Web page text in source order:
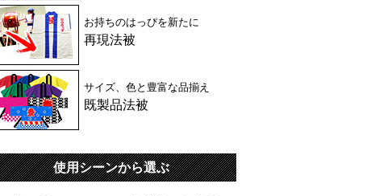
お持ちのはっぴを新たに
再現法被
サイズ、色と豊富な品揃え
既製品法被
使用シーンから選ぶ